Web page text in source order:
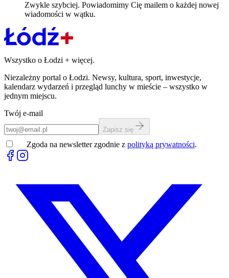
Zwykle szybciej. Powiadomimy Cię mailem o każdej nowej
wiadomości w wątku.
Wszystko o Łodzi + więcej.
Niezależny portal o Łodzi. Newsy, kultura, sport, inwestycje,
kalendarz wydarzeń i przegląd lunchy w mieście – wszystko w
jednym miejscu.
Twój e-mail
Zapisz się
Zgoda na newsletter zgodnie z polityką prywatności.